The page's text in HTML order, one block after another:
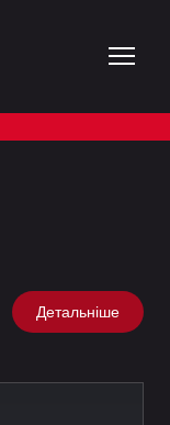
Детальніше